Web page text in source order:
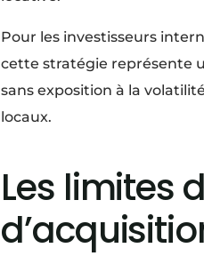
Pour les investisseurs
cette stratégie représente
sans exposition à la
locaux.
Les limites